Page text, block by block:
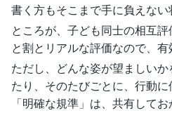
書く方もそこまで手に負えない
ところが、子ども同士の相互
と割とリアルな評価なので、有
ただし、どんな姿が望ましい
たり、そのたびごとに、行動
「明確な規準」は、共有して